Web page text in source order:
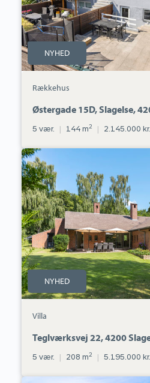
NYHED
Rækkehus
Østergade 15D, Slagelse,
5 vær. | 144 m2 | 2.145.000 kr.
Villa:
Teglværksvej
22,
4200
Slagelse
NYHED
Villa
Teglværksvej 22, 4200
5 vær. | 208 m2 | 5.195.000 kr.